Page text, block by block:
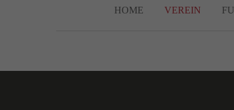
HOME VEREIN